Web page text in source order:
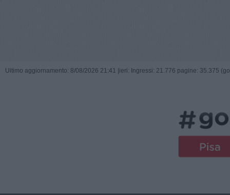
Ultimo aggiornamento: 8/08/2026 21:41 | ieri: Ingressi: 21.776 pagine: 35.375